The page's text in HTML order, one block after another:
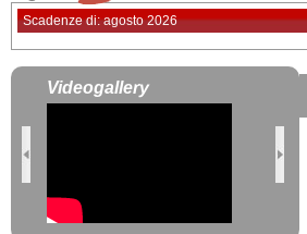
Scadenze di: agosto 2026
Videogallery